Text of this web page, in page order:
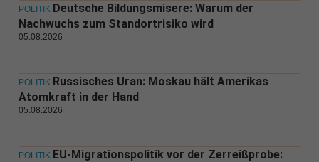
POLITIK Deutsche Bildungsmisere: Warum der
Nachwuchs zum Standortrisiko wird
05.08.2026
POLITIK Russisches Uran: Moskau hält Amerikas
Atomkraft in der Hand
05.08.2026
POLITIK EU-Migrationspolitik vor der Zerreißprobe: